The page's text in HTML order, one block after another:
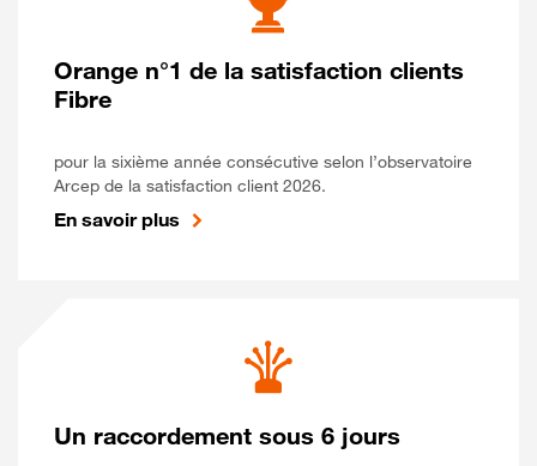
Orange n°1 de la satisfaction clients
Fibre
pour la sixième année consécutive selon l’observatoire
Arcep de la satisfaction client 2026.
En savoir plus
Un raccordement sous 6 jours